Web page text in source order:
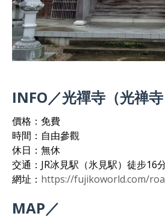
INFO／光禪寺（光禅寺
價格：免費
時間：自由參觀
休日：無休
交通：JR冰見駅（氷見駅）徒步16
網址： https://fujikoworld.com/
MAP／